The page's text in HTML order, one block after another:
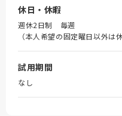
休日・休暇
週休2日制 毎週
（本人希望の固定曜日以外は
試用期間
なし